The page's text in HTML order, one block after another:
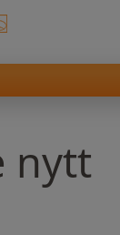
nytt